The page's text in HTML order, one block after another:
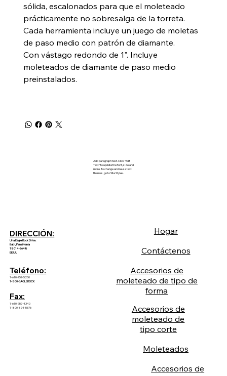
sólida, escalonados para que el moleteado
prácticamente no sobresalga de la torreta.
Cada herramienta incluye un juego de moletas
de paso medio con patrón de diamante.
Con vástago redondo de 1". Incluye
moleteados de diamante de paso medio
preinstalados.
Add paragraph text. Click “Edit
Text” to update the font, size and
more. To change and reuse text
themes, go to Site Styles.
DIRECCIÓN:
Una Eagle Rock Drive.
Bath, Pensilvania
18014-9648
EE.UU
Teléfono:
1-610-759-5200
1-800-EAGLEROCK
Fax:
1-610-759-4340
1-800-324-5376
Hogar
Contáctenos
Accesorios de
moleteado de tipo de
forma
Accesorios de
moleteado de
tipo corte
Moleteados
Accesorios de